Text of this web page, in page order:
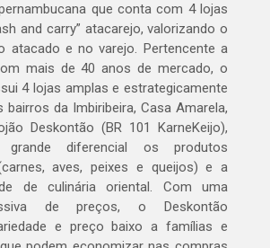
que conta com 4 lojas
and carry” atacarejo, valorizando o
atacado e no varejo. Pertencente a
mais de 40 anos de mercado, o
4 lojas amplas e estrategicamente
bairros da Imbiribeira, Casa Amarela,
Deskontão (BR 101 KarneKeijo),
diferencial os produtos
aves, peixes e queijos) e a
de culinária oriental. Com uma
de preços, o Deskontão
e preço baixo a famílias e